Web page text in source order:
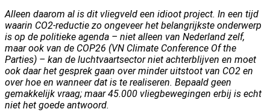
Alleen daarom al is dit vliegveld een idioot project. In een tijd
waarin CO2-reductie zo ongeveer het belangrijkste onderwerp
is op de politieke agenda – niet alleen van Nederland zelf,
maar ook van de COP26 (VN Climate Conference Of the
Parties) – kan de luchtvaartsector niet achterblijven en moet
ook daar het gesprek gaan over minder uitstoot van CO2 en
over hoe en wanneer dat is te realiseren. Bepaald geen
gemakkelijk vraag; maar 45.000 vliegbewegingen erbij is echt
niet het goede antwoord.